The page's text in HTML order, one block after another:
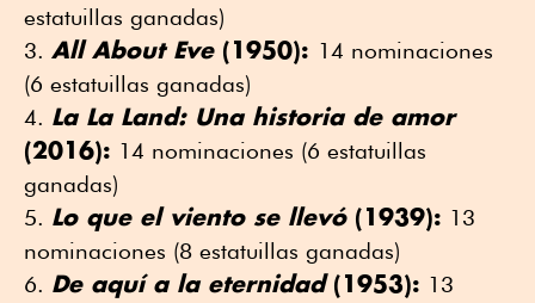
estatuillas ganadas)
All About Eve(1950): 14 nominaciones
(6 estatuillas ganadas)
La La Land: Una historia de amor
(2016): 14 nominaciones (6 estatuillas
ganadas)
Lo que el viento se llevó(1939): 13
nominaciones (8 estatuillas ganadas)
De aquí a la eternidad(1953): 13